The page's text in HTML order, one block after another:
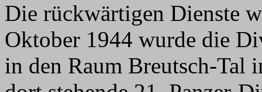
Die rückwärtigen Dienste
Oktober 1944 wurde die
in den Raum Breutsch-Tal